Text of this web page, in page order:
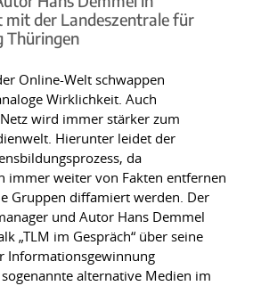
mit der Landeszentrale für
Thüringen
Online-Welt schwappen
Wirklichkeit. Auch
wird immer stärker zum
Hierunter leidet der
da
immer weiter von Fakten entfernen
Gruppen diffamiert werden. Der
und Autor Hans Demmel
„TLM im Gespräch“ über seine
Informationsgewinnung
alternative Medien im